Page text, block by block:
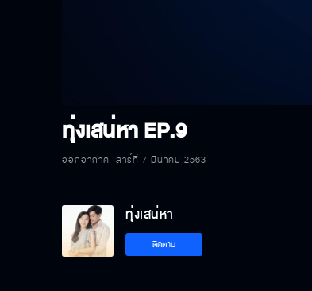
ทุ่งเสน่หาEP.9
ออกอากาศ เสาร์ที่ 7 มีนาคม 2563
ทุ่งเสน่หา
ติดตาม